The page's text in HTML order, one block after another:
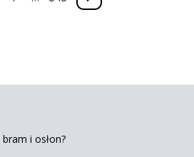
i osłon?